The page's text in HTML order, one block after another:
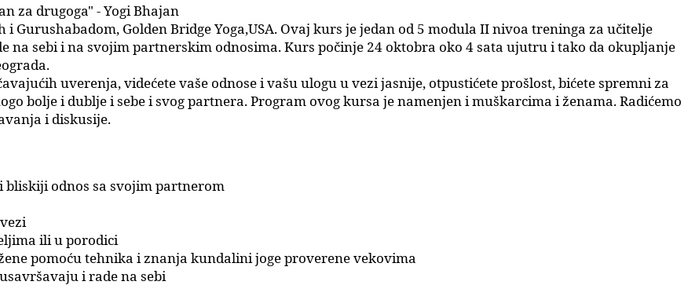
za drugoga" - Yogi Bhajan
Golden Bridge Yoga,USA. Ovaj kurs je jedan od 5 modula II nivoa treninga za učitelje
na sebi i na svojim partnerskim odnosima. Kurs počinje 24 oktobra oko 4 sata ujutru i tako da okupljanje
uverenja, videćete vaše odnose i vašu ulogu u vezi jasnije, otpustićete prošlost, bićete spremni za
bolje i dublje i sebe i svog partnera. Program ovog kursa je namenjen i muškarcima i ženama. Radićemo
i diskusije.
bliskiji odnos sa svojim partnerom
ili u porodici
pomoću tehnika i znanja kundalini joge proverene vekovima
i rade na sebi